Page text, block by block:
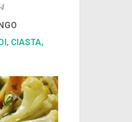
, CIASTA,